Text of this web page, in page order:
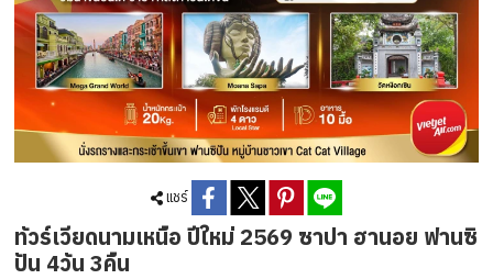
แชร์
ทัวร์เวียดนามเหนือ ปีใหม่ 2569 ซาปา ฮานอย ฟานซิ
ปัน 4วัน 3คืน